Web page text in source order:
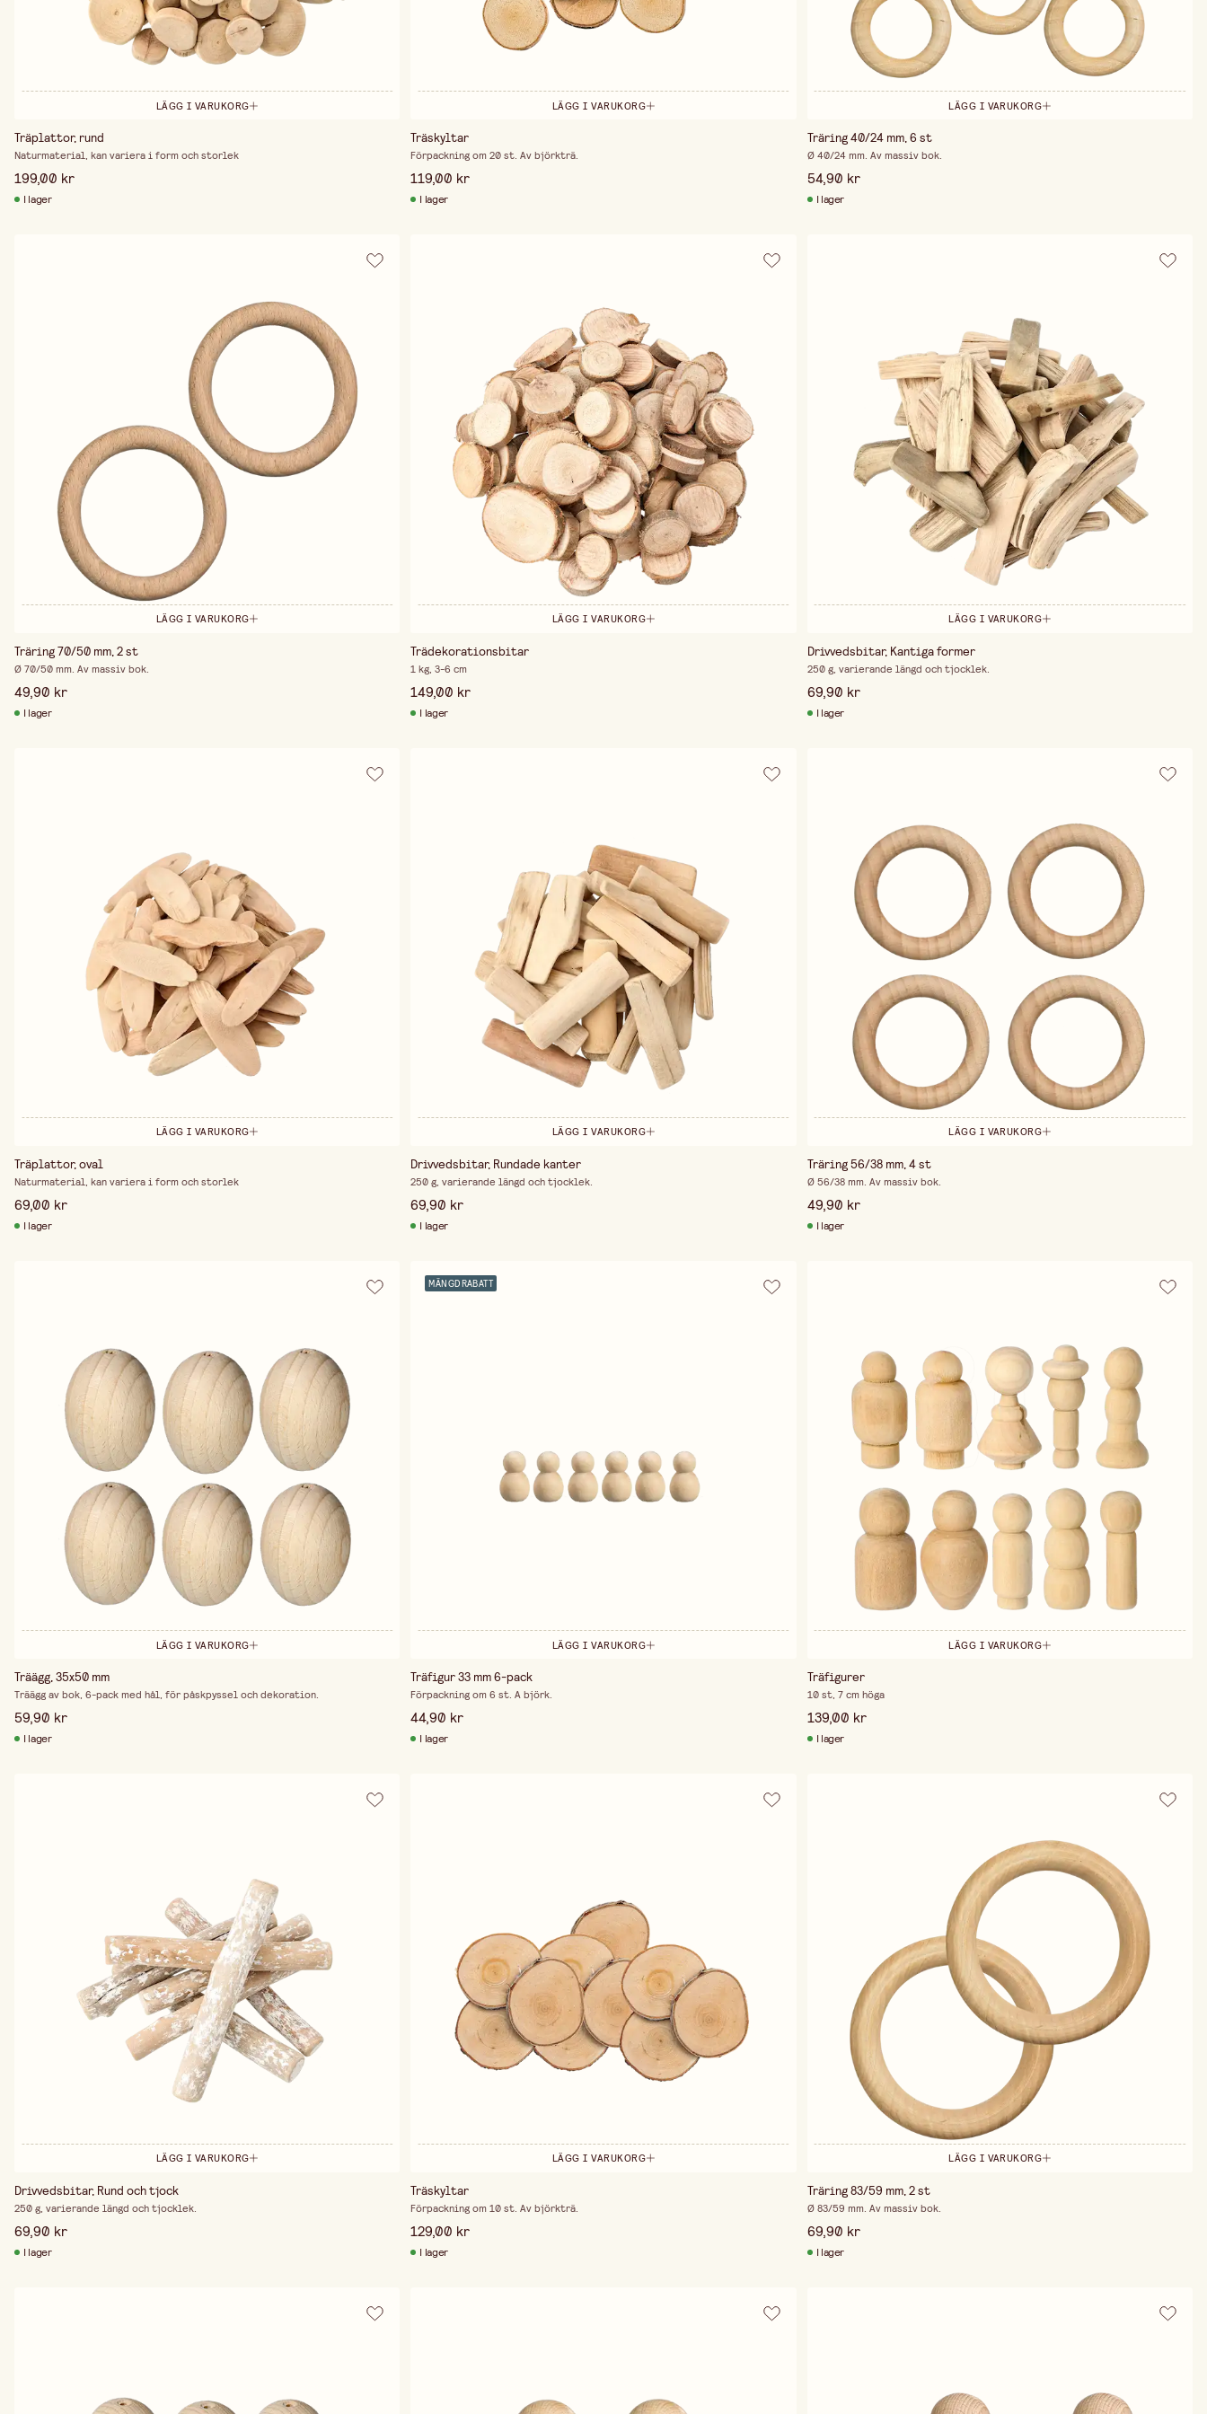
LÄGG I VARUKORG
Träplattor, rund
Naturmaterial, kan variera i form och storlek
199,00 kr
I lager
LÄGG I VARUKORG
Träskyltar
Förpackning om 20 st. Av björkträ.
119,00 kr
I lager
LÄGG I VARUKORG
Träring 40/24 mm, 6 st
Ø 40/24 mm. Av massiv bok.
54,90 kr
I lager
LÄGG I VARUKORG
Träring 70/50 mm, 2 st
Ø 70/50 mm. Av massiv bok.
49,90 kr
I lager
LÄGG I VARUKORG
Trädekorationsbitar
1 kg, 3-6 cm
149,00 kr
I lager
LÄGG I VARUKORG
Drivvedsbitar, Kantiga former
250 g, varierande längd och tjocklek.
69,90 kr
I lager
LÄGG I VARUKORG
Träplattor, oval
Naturmaterial, kan variera i form och storlek
69,00 kr
I lager
LÄGG I VARUKORG
Drivvedsbitar, Rundade kanter
250 g, varierande längd och tjocklek.
69,90 kr
I lager
LÄGG I VARUKORG
Träring 56/38 mm, 4 st
Ø 56/38 mm. Av massiv bok.
49,90 kr
I lager
LÄGG I VARUKORG
Träägg, 35x50 mm
Träägg av bok, 6-pack med hål, för påskpyssel och dekoration.
59,90 kr
I lager
MÄNGDRABATT
LÄGG I VARUKORG
Träfigur 33 mm 6-pack
Förpackning om 6 st. A björk.
44,90 kr
I lager
LÄGG I VARUKORG
Träfigurer
10 st, 7 cm höga
139,00 kr
I lager
LÄGG I VARUKORG
Drivvedsbitar, Rund och tjock
250 g, varierande längd och tjocklek.
69,90 kr
I lager
LÄGG I VARUKORG
Träskyltar
Förpackning om 10 st. Av björkträ.
129,00 kr
I lager
LÄGG I VARUKORG
Träring 83/59 mm, 2 st
Ø 83/59 mm. Av massiv bok.
69,90 kr
I lager